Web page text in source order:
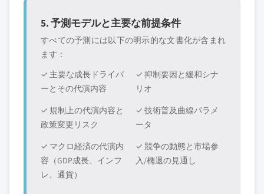
5. 予測モデルと主要な前提条件
すべての予測には以下の明示的な文書化が含まれ
ます：
✓ 主要な成長ドライバ
ーとその代演内容
✓ 抑制要因と緩和シナ
リオ
✓ 規制上の代演内容と
政策変更リスク
✓ 技術普及曲線パラメ
ータ
✓ マクロ経済の代演内
容（GDP成長、インフ
レ、通貨）
✓ 競争の動態と市場参
入/椭退の見通し